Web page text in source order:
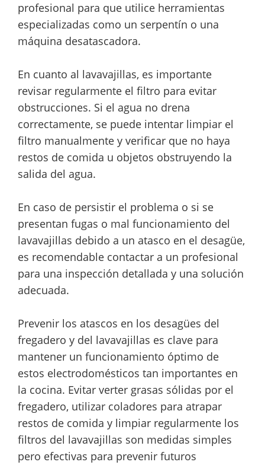
profesional para que utilice herramientas
especializadas como un serpentín o una
máquina desatascadora.
En cuanto al lavavajillas, es importante
revisar regularmente el filtro para evitar
obstrucciones. Si el agua no drena
correctamente, se puede intentar limpiar el
filtro manualmente y verificar que no haya
restos de comida u objetos obstruyendo la
salida del agua.
En caso de persistir el problema o si se
presentan fugas o mal funcionamiento del
lavavajillas debido a un atasco en el desagüe,
es recomendable contactar a un profesional
para una inspección detallada y una solución
adecuada.
Prevenir los atascos en los desagües del
fregadero y del lavavajillas es clave para
mantener un funcionamiento óptimo de
estos electrodomésticos tan importantes en
la cocina. Evitar verter grasas sólidas por el
fregadero, utilizar coladores para atrapar
restos de comida y limpiar regularmente los
filtros del lavavajillas son medidas simples
pero efectivas para prevenir futuros